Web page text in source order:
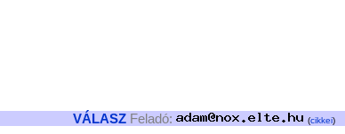
VÁLASZ Feladó: (cikkei)